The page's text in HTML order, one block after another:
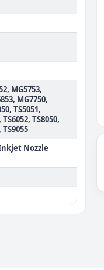
MG5753,
MG7750,
TS5051,
TS8050,
TS9055
Nozzle